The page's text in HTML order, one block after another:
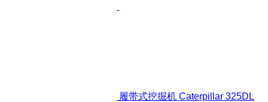
履带式挖掘机 Caterpillar 325DL